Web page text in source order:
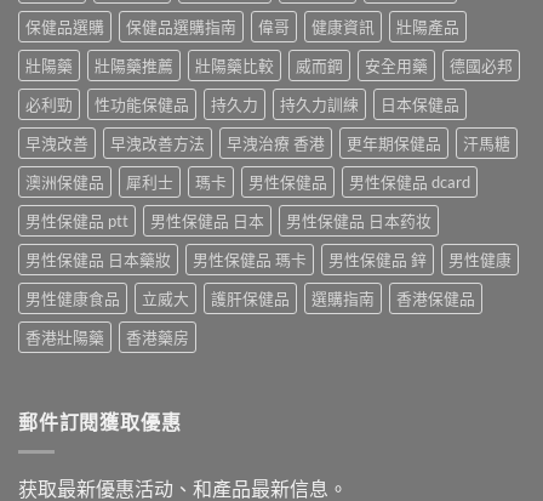
保健品選購
保健品選購指南 偉哥 健康資訊
壯陽產品
壯陽藥
壯陽藥推薦 壯陽藥比較 威而鋼 安全用藥
德國必邦
必利勁
性功能保健品 持久力 持久力訓練
日本保健品
早洩改善
早洩改善方法 早洩治療 香港 更年期保健品
汗馬糖
澳洲保健品
犀利士 瑪卡 男性保健品
男性保健品 dcard
男性保健品 ptt
男性保健品 日本
男性保健品 日本药妆
男性保健品 日本藥妝
男性保健品 瑪卡 男性保健品 鋅
男性健康
男性健康食品
立威大 護肝保健品 選購指南
香港保健品
香港壯陽藥
香港藥房
郵件訂閱獲取優惠
获取最新優惠活动、和產品最新信息。